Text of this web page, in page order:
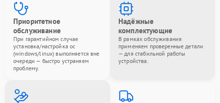
Приоритетное
обслуживание
При гарантийном случае
установка/настройка ос
(windows/linux) выполняется вне
очереди — быстро устраняем
проблему.
Надёжные
комплектующие
В рамках обслуживания
применяем проверенные детали
— для стабильной работы
устройства.